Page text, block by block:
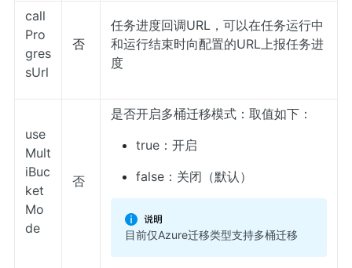
call
Pro
gres
sUrl
否
任务进度回调URL，可以在任务运行中
和运行结束时向配置的URL上报任务进
度
use
Mult
iBuc
ket
Mo
de
否
是否开启多桶迁移模式：取值如下：
true：开启
false：关闭（默认）
目前仅Azure迁移类型支持多桶迁移